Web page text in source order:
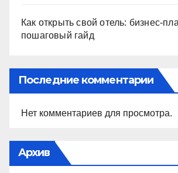
Как открыть свой отель: бизнес-
пошаговый гайд
Последние комментарии
Нет комментариев для просмотра.
Архив